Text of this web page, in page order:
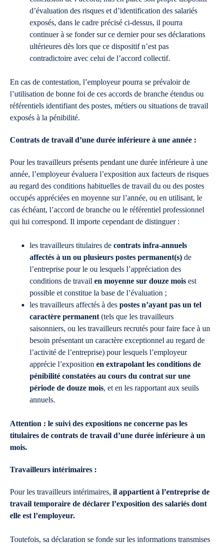
d’évaluation des risques et d’identification des salariés
exposés, dans le cadre précisé ci-dessus, il pourra
continuer à se fonder sur ce dernier pour ses déclarations
ultérieures dès lors que ce dispositif n’est pas
contradictoire avec celui de l’accord collectif.
En cas de contestation, l’employeur pourra se prévaloir de
l’utilisation de bonne foi de ces accords de branche étendus ou
référentiels identifiant des postes, métiers ou situations de travail
exposés à la pénibilité.
Contrats de travail d’une durée inférieure à une année :
Pour les travailleurs présents pendant une durée inférieure à une
année, l’employeur évaluera l’exposition aux facteurs de risques
au regard des conditions habituelles de travail du ou des postes
occupés appréciées en moyenne sur l’année, ou en utilisant, le
cas échéant, l’accord de branche ou le référentiel professionnel
qui lui correspond. Il importe cependant de distinguer :
les travailleurs titulaires de contrats infra-annuels
affectés à un ou plusieurs postes permanent(s) de
l’entreprise pour le ou lesquels l’appréciation des
conditions de travail en moyenne sur douze mois est
possible et constitue la base de l’évaluation ;
les travailleurs affectés à des postes n’ayant pas un tel
caractère permanent (tels que les travailleurs
saisonniers, ou les travailleurs recrutés pour faire face à un
besoin présentant un caractère exceptionnel au regard de
l’activité de l’entreprise) pour lesquels l’employeur
apprécie l’exposition en extrapolant les conditions de
pénibilité constatées au cours du contrat sur une
période de douze mois, et en les rapportant aux seuils
annuels.
Attention : le suivi des expositions ne concerne pas les
titulaires de contrats de travail d’une durée inférieure à un
mois.
Travailleurs intérimaires :
Pour les travailleurs intérimaires, il appartient à l’entreprise de
travail temporaire de déclarer l’exposition des salariés dont
elle est l’employeur.
Toutefois, sa déclaration se fonde sur les informations transmises